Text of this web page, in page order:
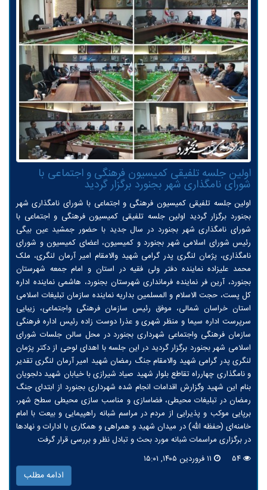
اولین جلسه تلفیقی کمیسیون فرهنگی و اجتماعی با
شورای نامگذاری شهر بجنورد برگزار گردید
اولین جلسه تلفیقی کمیسیون فرهنگی و اجتماعی با شورای نامگذاری شهر
بجنورد برگزار گردید اولین جلسه تلفیقی کمیسیون فرهنگی و اجتماعی با
شورای نامگذاری شهر بجنورد در سال جدید با حضور جمشید عین بیگی
رئیس شورای اسلامی شهر بجنورد و کمیسیون، اعضای کمیسیون و شورای
نامگذاری، پژمان لنگری پدر گرامی شهید والامقام امیر آرمان لنگری، ملک‌
محمد علیزاده نماینده دفتر ولی فقیه در استان و امام جمعه شهرستان
بجنورد، آرین فر نماینده فرمانداری شهرستان بجنورد، هاشمی نماینده اداره
کل پست، حجت الاسلام و المسلمین بداریه نماینده سازمان تبلیغات اسلامی
استان خراسان شمالی، موفق رئیس سازمان فرهنگی واجتماعی، زیبایی
سرپرست اداره سیما و منظر شهری و عذرا دوست زاده رئیس اداره فرهنگی
سازمان فرهنگی واجتماعی شهرداری بجنورد در محل سالن جلسات شورای
اسلامی شهر بجنورد برگزار گردید در این جلسه با اهدای لوحی از دکتر پژمان
لنگری پدر گرامی شهید والامقام جنگ رمضان شهید امیر آرمان لنگری تقدیر
و نامگذاری چهارراه تقاطع بلوار شهید صیاد شیرازی با خیابان شهید دلجویان
بنام این شهید وگزارش اقدامات انجام شده شهرداری بجنورد از ابتدای جنگ
رمضان در تبلیغات محیطی، فضاسازی و مناسب سازی محیطی سطح شهر،
برپایی موکب و پذیرایی از مردم در مراسم شبانه راهپیمایی و بیعت با امام
خامنه‌ای (حفظه الله) در میدان شهید و همراهی و همکاری با ادارات و نهادها
در برگزاری مراسمات شبانه مورد بحث و تبادل نظر و بررسی قرار گرفت
ادامه مطلب